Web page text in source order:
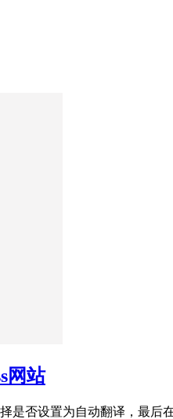
网站
否设置为自动翻译，最后